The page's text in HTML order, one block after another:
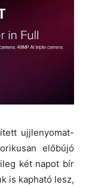
ujjlenyomat-
előbújó
két napot bír
is kapható lesz,